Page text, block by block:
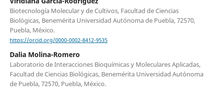
Biotecnología Molecular y de Cultivos, Facultad de Ciencias
Biológicas, Benemérita Universidad Autónoma de Puebla, 72570,
Puebla, México.
https://orcid.org/0000-0002-8412-9535
Dalia Molina-Romero
Laboratorio de Interacciones Bioquímicas y Moleculares Aplicadas,
Facultad de Ciencias Biológicas, Benemérita Universidad Autónoma
de Puebla, 72570, Puebla, México.